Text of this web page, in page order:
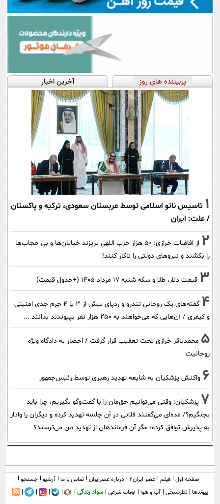
پربیننده های روز آخرین اخبار
1 تاسیس ناتو اسلامی توسط عربستان سعودی، ترکیه و پاکستان
/ علت: ایران
2
از افاضات خرازی: ۵۰ هزار حزب اللهی بریزند خیابان‌ها و بی حجاب‌ها
را بکشند و نیرو‌های دولتی را ناکار کنند!
3 قیمت دلار، طلا و سکه شنبه ۱۷ مرداد ۱۴۰۵ (+جدول قیمت)
4
گفته‌های یک روحانی تندرو و ردپای بیش از ۳ یا ۴ جرم جدی امنیتی
و کیفری / آن‌هایی که می‌خواهند به ۲۵۰ هزار نفر بپیوندند بدانند ...
5 محمدباقر خرازی تحت تعقیب قرار گرفت / احضار به دادگاه ویژه
روحانیت
6 واکنش پزشکیان به شایعه تهدید رهبری توسط رئیس‌جمهور
7 پزشکیان: وقتی می‌توانیم حق‌مان را با گفت‌وگو بگیریم، چرا باید
بجنگیم؟/ عده‌ای می‌گفتند فلانی در آن جلسه تهدید کرده و دیگران را وادار
به پذیرش توافق کرده؛ مگر آن فرماندهان از تهدید من می‌ترسند؟
صفحه اول فیلم عصر ایران۲ درباره عصرایران تماس با ما آرشیو جستجو
پیوندها نظرسنجی آب و هوا اوقات شرعی سواد زندگی